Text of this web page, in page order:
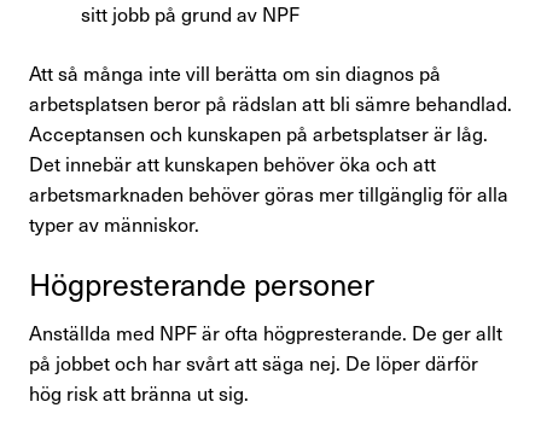
Förtroendevald
Kontakta oss
Logga in
sitt jobb på grund av NPF
Att så många inte vill berätta om sin diagnos på
arbetsplatsen beror på rädslan att bli sämre behandlad.
Acceptansen och kunskapen på arbetsplatser är låg.
Det innebär att kunskapen behöver öka och att
arbetsmarknaden behöver göras mer tillgänglig för alla
typer av människor.
Högpre­ste­rande personer
Anställda med NPF är ofta högpresterande. De ger allt
på jobbet och har svårt att säga nej. De löper därför
hög risk att bränna ut sig.